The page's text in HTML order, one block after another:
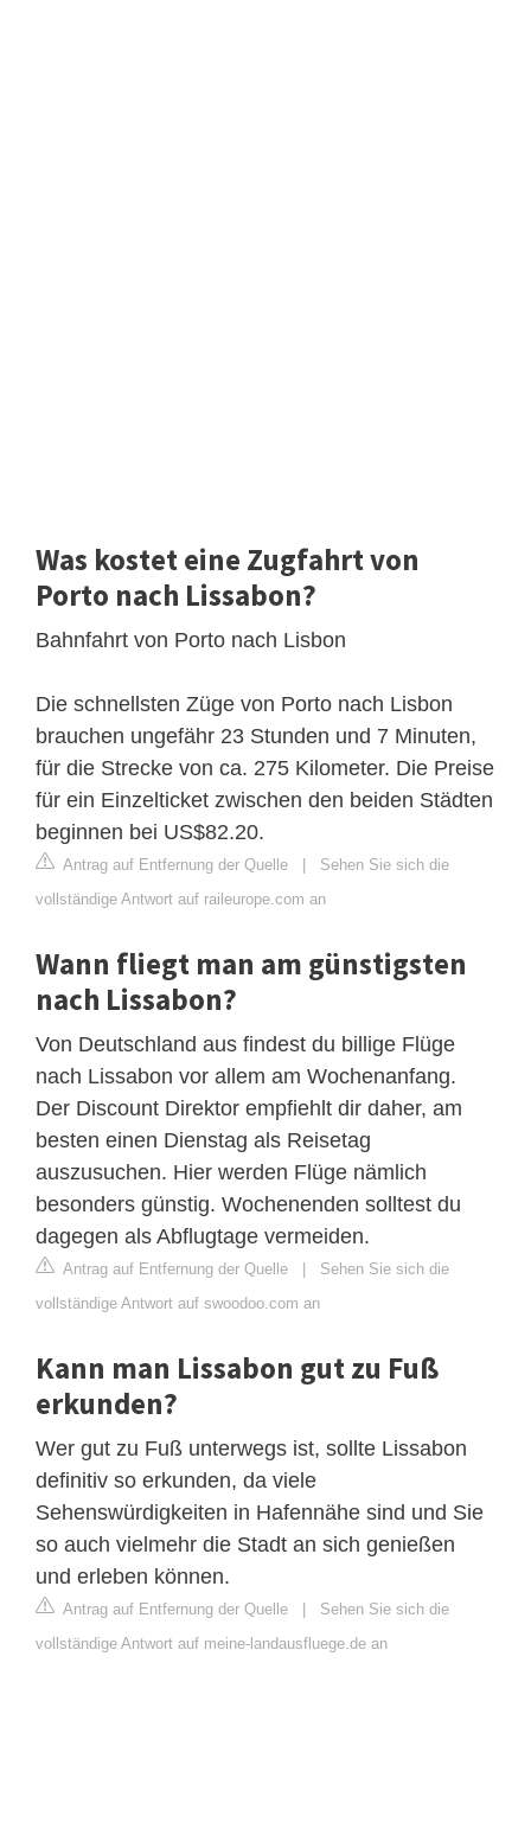
Was kostet eine Zugfahrt von
Porto nach Lissabon?
Bahnfahrt von Porto nach Lisbon
Die schnellsten Züge von Porto nach Lisbon
brauchen ungefähr 23 Stunden und 7 Minuten,
für die Strecke von ca. 275 Kilometer. Die Preise
für ein Einzelticket zwischen den beiden Städten
beginnen bei US$82.20.
Antrag auf Entfernung der Quelle | Sehen Sie sich die
vollständige Antwort auf raileurope.com an
Wann fliegt man am günstigsten
nach Lissabon?
Von Deutschland aus findest du billige Flüge
nach Lissabon vor allem am Wochenanfang.
Der Discount Direktor empfiehlt dir daher, am
besten einen Dienstag als Reisetag
auszusuchen. Hier werden Flüge nämlich
besonders günstig. Wochenenden solltest du
dagegen als Abflugtage vermeiden.
Antrag auf Entfernung der Quelle | Sehen Sie sich die
vollständige Antwort auf swoodoo.com an
Kann man Lissabon gut zu Fuß
erkunden?
Wer gut zu Fuß unterwegs ist, sollte Lissabon
definitiv so erkunden, da viele
Sehenswürdigkeiten in Hafennähe sind und Sie
so auch vielmehr die Stadt an sich genießen
und erleben können.
Antrag auf Entfernung der Quelle | Sehen Sie sich die
vollständige Antwort auf meine-landausfluege.de an